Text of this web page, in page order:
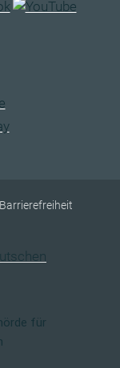
Barrierefreiheit